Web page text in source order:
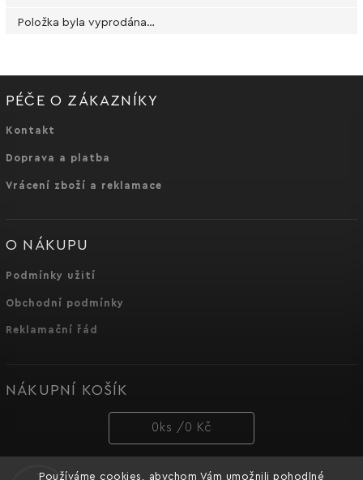
Používáme cookies, abychom Vám umožnili pohodlné
Položka byla vyprodána…
PÉČE O ZÁKAZNÍKY
Kontakt
Doprava a platba
Vrácení zboží a reklamace
O NÁKUPU
Podmínky užití
Obchodní podmínky
Reklamační řád
NÁKUPNÍ KOŠÍK
0 ks / 0 Kč